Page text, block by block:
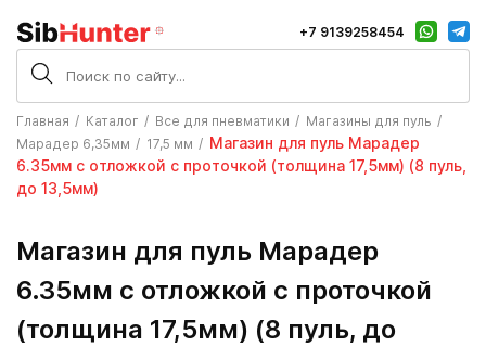
+7 9139258454
Главная Каталог Все для пневматики
Магазины для пуль
Марадер 6,35мм
17,5 мм
Магазин для пуль Марадер
6.35мм с отложкой с проточкой (толщина 17,5мм) (8 пуль,
до 13,5мм)
Магазин для пуль Марадер
6.35мм с отложкой с проточкой
(толщина 17,5мм) (8 пуль, до